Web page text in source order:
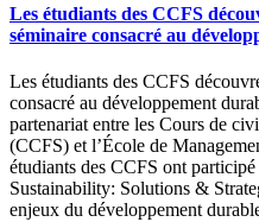
Les étudiants des CCFS
séminaire consacré au
Les étudiants des CCFS
consacré au développement
partenariat entre les Cours de
(CCFS) et l’École de
étudiants des CCFS ont
Sustainability: Solutions &
enjeux du développement